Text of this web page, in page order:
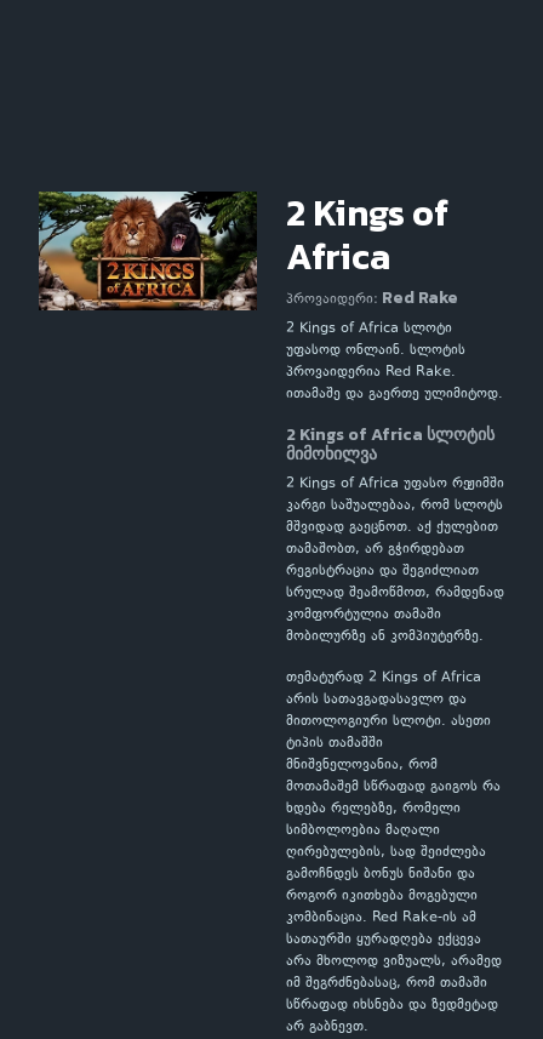
2 Kings of
Africa
პროვაიდერი: Red Rake
2 Kings of Africa სლოტი
უფასოდ ონლაინ. სლოტის
პროვაიდერია Red Rake.
ითამაშე და გაერთე ულიმიტოდ.
2 Kings of Africa სლოტის
მიმოხილვა
2 Kings of Africa უფასო რეჟიმში
კარგი საშუალებაა, რომ სლოტს
მშვიდად გაეცნოთ. აქ ქულებით
თამაშობთ, არ გჭირდებათ
რეგისტრაცია და შეგიძლიათ
სრულად შეამოწმოთ, რამდენად
კომფორტულია თამაში
მობილურზე ან კომპიუტერზე.
თემატურად 2 Kings of Africa
არის სათავგადასავლო და
მითოლოგიური სლოტი. ასეთი
ტიპის თამაშში
მნიშვნელოვანია, რომ
მოთამაშემ სწრაფად გაიგოს რა
ხდება რელებზე, რომელი
სიმბოლოებია მაღალი
ღირებულების, სად შეიძლება
გამოჩნდეს ბონუს ნიშანი და
როგორ იკითხება მოგებული
კომბინაცია. Red Rake-ის ამ
სათაურში ყურადღება ექცევა
არა მხოლოდ ვიზუალს, არამედ
იმ შეგრძნებასაც, რომ თამაში
სწრაფად იხსნება და ზედმეტად
არ გაბნევთ.